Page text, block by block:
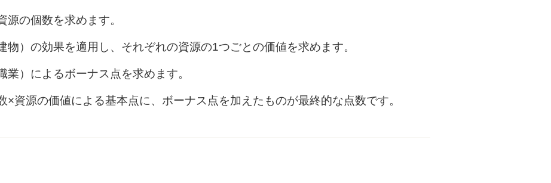
源の個数を求めます。
物）の効果を適用し、それぞれの資源の1つごとの価値を求めます。
業）によるボーナス点を求めます。
×資源の価値による基本点に、ボーナス点を加えたものが最終的な点数です。